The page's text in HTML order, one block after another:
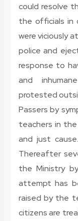
could resolve
the officials in
were viciously
police and
response to
and
protested
Passers by
teachers in
and just
Thereafter
the Ministry
attempt has
raised by the
citizens are